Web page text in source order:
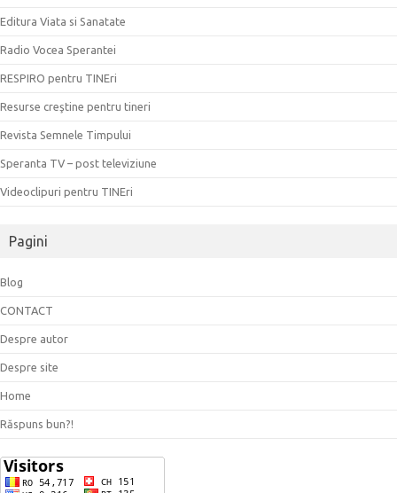
Editura Viata si Sanatate
Radio Vocea Sperantei
RESPIRO pentru TINEri
Resurse creştine pentru tineri
Revista Semnele Timpului
Speranta TV – post televiziune
Videoclipuri pentru TINEri
Pagini
Blog
CONTACT
Despre autor
Despre site
Home
Răspuns bun?!